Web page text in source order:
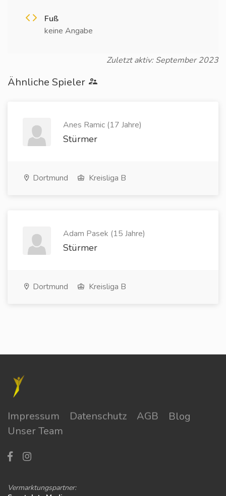
Fuß
keine Angabe
Zuletzt aktiv: September 2023
Ähnliche Spieler
Anes Ramic (17 Jahre)
Stürmer
Dortmund Kreisliga B
Adam Pasek (15 Jahre)
Stürmer
Dortmund Kreisliga B
Impressum Datenschutz AGB
Blog
Unser Team
Vermarktungspartner: